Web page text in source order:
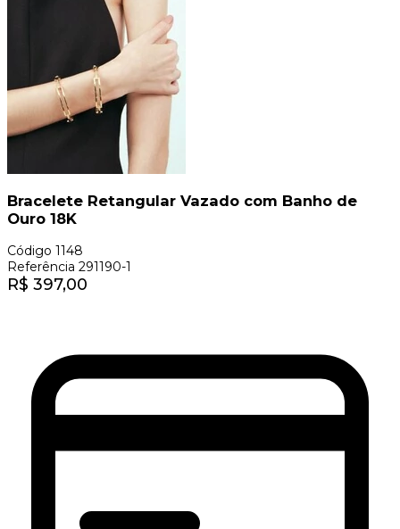
Bracelete Retangular Vazado com Banho de
Ouro 18K
Código 1148
Referência 291190-1
R$ 397,00